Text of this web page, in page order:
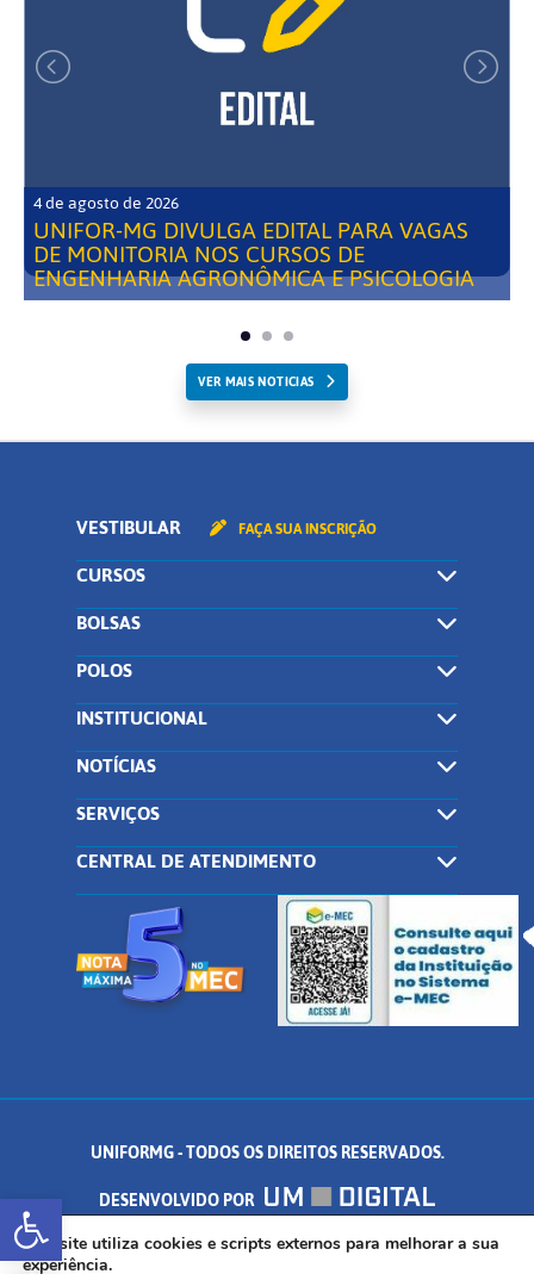
Abrir a barra de ferramentas
4 de agosto de 2026
UNIFOR-MG DIVULGA EDITAL PARA VAGAS
DE MONITORIA NOS CURSOS DE
ENGENHARIA AGRONÔMICA E PSICOLOGIA
VER MAIS NOTICIAS
VESTIBULAR FAÇA SUA INSCRIÇÃO
CURSOS
BOLSAS
POLOS
INSTITUCIONAL
NOTÍCIAS
SERVIÇOS
CENTRAL DE ATENDIMENTO
UNIFORMG - TODOS OS DIREITOS RESERVADOS.
DESENVOLVIDO POR
AV. DR. ARNALDO DE SENNA, 328 - PALMEIRAS, FORMIGA/MG - CEP:
Este site utiliza cookies e scripts externos para melhorar a sua
experiência.